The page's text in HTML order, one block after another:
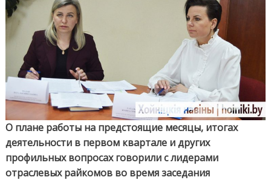
О плане работы на предстоящие месяцы, итогах
деятельности в первом квартале и других
профильных вопросах говорили с лидерами
отраслевых райкомов во время заседания